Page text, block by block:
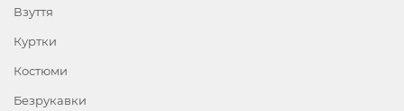
Взуття
Куртки
Костюми
Безрукавки